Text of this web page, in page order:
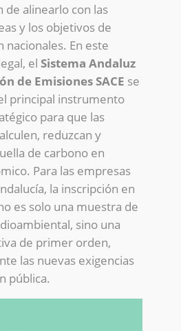
de alinearlo con las
y los objetivos de
nacionales. En este
el Sistema Andaluz
de Emisiones SACE se
principal instrumento
para que las
reduzcan y
de carbono en
Para las empresas
la inscripción en
es solo una muestra de
sino una
de primer orden,
las nuevas exigencias
pública.